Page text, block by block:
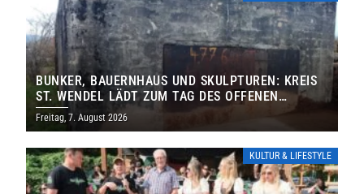
BUNKER, BAUERNHAUS UND SKULPTUREN: KREIS
ST. WENDEL LÄDT ZUM TAG DES OFFENEN
DENKMALS EIN
Freitag, 7. August 2026
KULTUR & LIFESTYLE